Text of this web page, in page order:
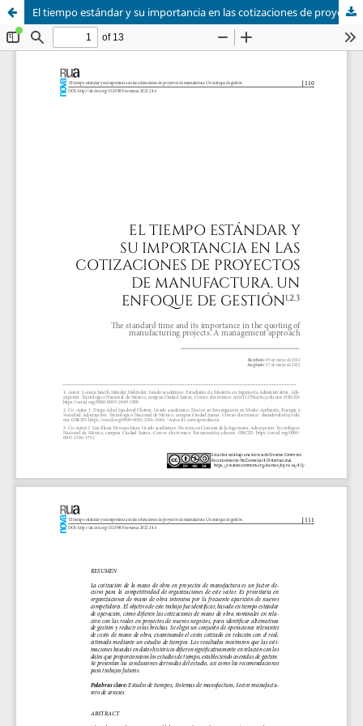
El tiempo estándar y su importancia en las cotizaciones de proyectos de manufactura. Un enfoque de gestión